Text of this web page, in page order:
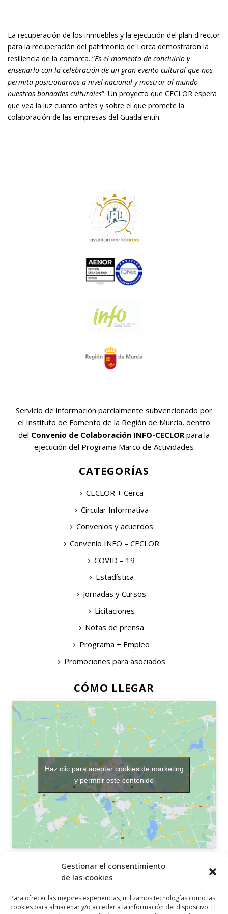
Gestionar el consentimiento
de las cookies
Para ofrecer las mejores experiencias, utilizamos tecnologías como las
cookies para almacenar y/o acceder a la información del dispositivo. El
La recuperación de los inmuebles y la ejecución del plan director
para la recuperación del patrimonio de Lorca demostraron la
resiliencia de la comarca. “Es el momento de concluirlo y
enseñarlo con la celebración de un gran evento cultural que nos
permita posicionarnos a nivel nacional y mostrar al mundo
nuestras bondades culturales”. Un proyecto que CECLOR espera
que vea la luz cuanto antes y sobre el que promete la
colaboración de las empresas del Guadalentín.
Servicio de información parcialmente subvencionado por
el Instituto de Fomento de la Región de Murcia, dentro
del Convenio de Colaboración INFO-CECLOR para la
ejecución del Programa Marco de Actividades
CATEGORÍAS
CECLOR + Cerca
Circular Informativa
Convenios y acuerdos
Convenio INFO – CECLOR
COVID – 19
Estadística
Jornadas y Cursos
Licitaciones
Notas de prensa
Programa + Empleo
Promociones para asociados
CÓMO LLEGAR
Haz clic para aceptar cookies de marketing
y permitir este contenido
OTROS ENLACES
Política de cookies